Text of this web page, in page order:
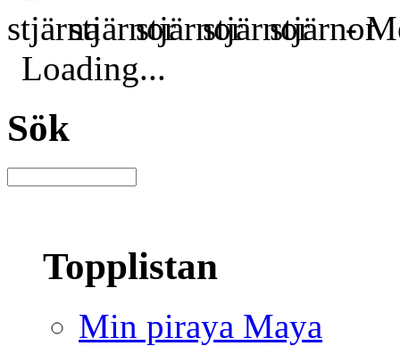
-
Loading...
Sök
Topplistan
Min piraya Maya